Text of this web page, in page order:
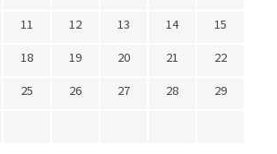
11 12 13 14
15
18 19 20 21
22
25 26 27 28
29